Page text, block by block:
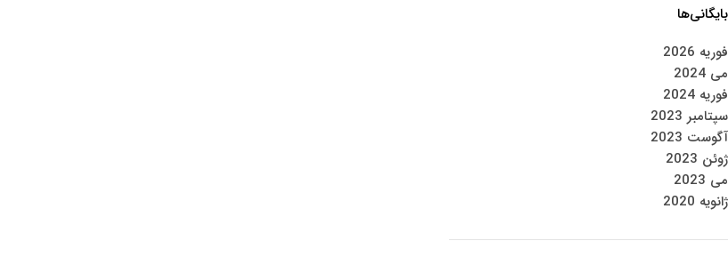
بایگانی‌ها
فوریه 2026
می 2024
فوریه 2024
سپتامبر 2023
آگوست 2023
ژوئن 2023
می 2023
ژانویه 2020